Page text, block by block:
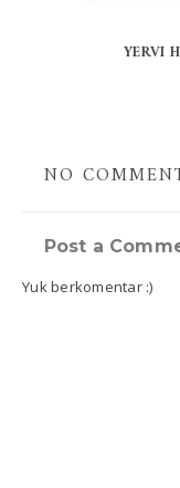
YERVI
NO
Post a
Yuk berkomentar :)